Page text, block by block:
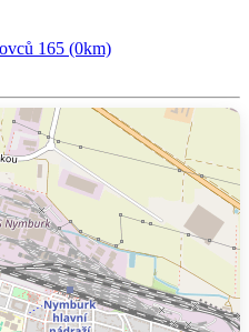
165 (0km)